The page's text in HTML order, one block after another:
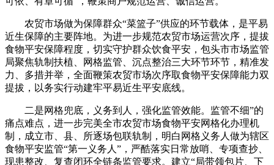
农贸市场做为保障群众“菜篮子”供应的环节载体，是平易
近生保障的主要阵地。为进一步规范农贸市场运营次序，提拔
食物平安保障程度，切实守护群众饮食平安，包头市市场监管
局聚焦轨制扶植、网格监管、沉点整治三大环节环节，精准发
力、多措并举，全面鞭策农贸市场次序取食物平安保障能力双
提拔，以务实行动建牢平易近生平安底线。
二是网格兜底，义务到人，强化监管效能。监管不细”的
痛点难点，进一步完美全市农贸市场食物平安网格化办理机
制，成立市、县、所逐场包联轨制，明白网格义务人做为辖区
食物平安监管“第一义务人”，严酷落实日常放哨、专项查抄、
现患整改、复查闭环全链条监管要求。建立“局带领包片、下